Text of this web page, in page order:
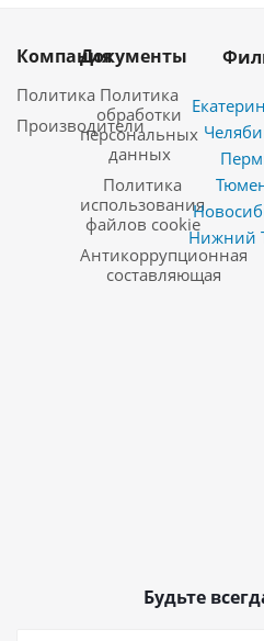
Компания
Политика
Производители
Документы
Политика
обработки
персональных
данных
Политика
использования
файлов cookie
Антикоррупционная
составляющая
Нижний
Будьте